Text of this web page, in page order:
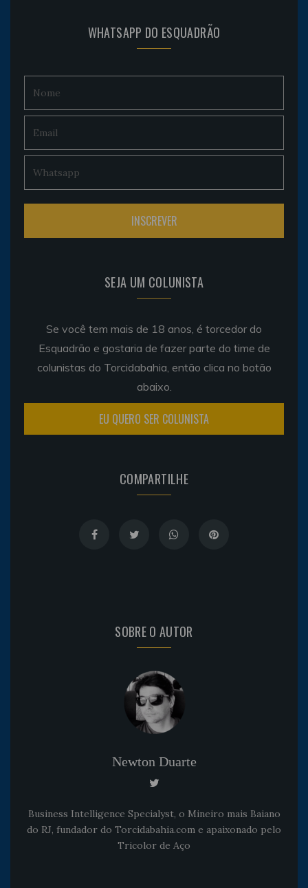
WHATSAPP DO ESQUADRÃO
SEJA UM COLUNISTA
Se você tem mais de 18 anos, é torcedor do
Esquadrão e gostaria de fazer parte do time de
colunistas do Torcidabahia, então clica no botão
abaixo.
EU QUERO SER COLUNISTA
COMPARTILHE
SOBRE O AUTOR
Newton Duarte
Business Intelligence Specialyst, o Mineiro mais Baiano
do RJ, fundador do Torcidabahia.com e apaixonado pelo
Tricolor de Aço